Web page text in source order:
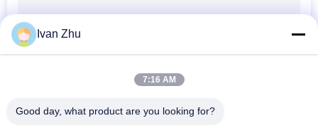
Ivan Zhu
7:16 AM
Good day, what product are you looking for?